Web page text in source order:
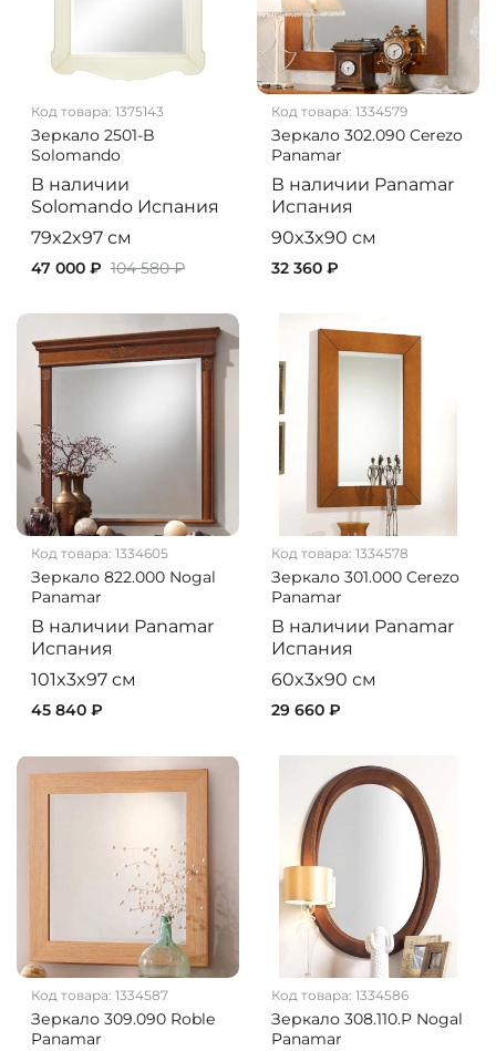
Код товара: 1375143
Зеркало 2501-B
Solomando
В наличии
Solomando Испания
79x2x97 см
47 000 ₽ 104 580 ₽
Код товара: 1334579
Зеркало 302.090 Cerezo
Panamar
В наличии Panamar
Испания
90x3x90 см
32 360 ₽
Код товара: 1334605
Зеркало 822.000 Nogal
Panamar
В наличии Panamar
Испания
101x3x97 см
45 840 ₽
Код товара: 1334578
Зеркало 301.000 Cerezo
Panamar
В наличии Panamar
Испания
60x3x90 см
29 660 ₽
Код товара: 1334587
Зеркало 309.090 Roble
Panamar
Код товара: 1334586
Зеркало 308.110.P Nogal
Panamar